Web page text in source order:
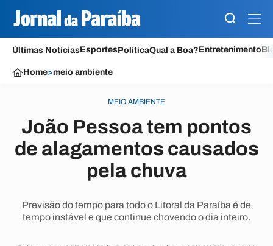
Últimas NotíciasEsportesPolíticaQual a Boa?Entretenimento
Home>meio ambiente
MEIO AMBIENTE
João Pessoa tem pontos
de alagamentos causados
pela chuva
Previsão do tempo para todo o Litoral da Paraíba é de
tempo instável e que continue chovendo o dia inteiro.